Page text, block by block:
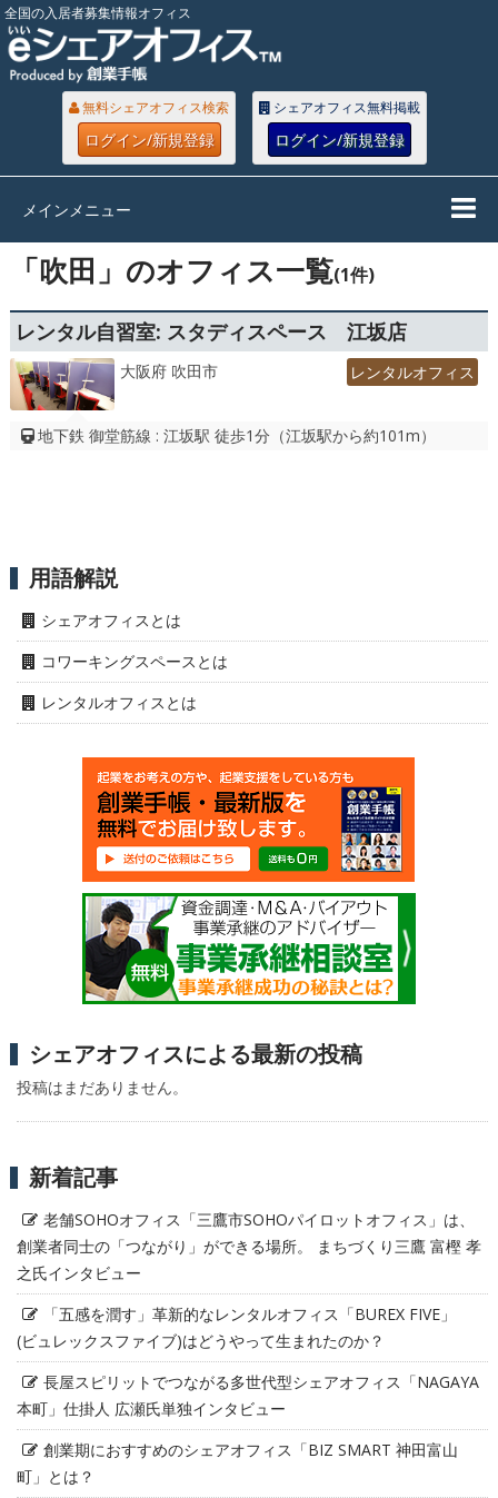
全国の入居者募集情報オフィス
無料シェアオフィス検索
ログイン/新規登録
シェアオフィス無料掲載
ログイン/新規登録
メインメニュー
「吹田」のオフィス一覧(1件)
レンタル自習室: スタディスペース 江坂店
大阪府 吹田市 レンタルオフィス
地下鉄 御堂筋線 : 江坂駅 徒歩1分（江坂駅から約101m）
用語解説
シェアオフィスとは
コワーキングスペースとは
レンタルオフィスとは
シェアオフィスによる最新の投稿
投稿はまだありません。
新着記事
老舗SOHOオフィス「三鷹市SOHOパイロットオフィス」は、
創業者同士の「つながり」ができる場所。 まちづくり三鷹 富樫 孝
之氏インタビュー
「五感を潤す」革新的なレンタルオフィス「BUREX FIVE」
(ビュレックスファイブ)はどうやって生まれたのか？
長屋スピリットでつながる多世代型シェアオフィス「NAGAYA
本町」仕掛人 広瀬氏単独インタビュー
創業期におすすめのシェアオフィス「BIZ SMART 神田富山
町」とは？